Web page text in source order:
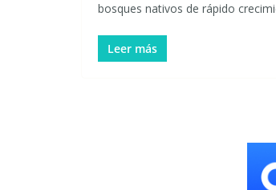
bosques nativos de rápido
Leer más